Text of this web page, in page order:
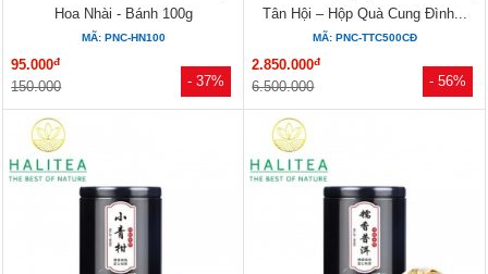
- 37%
Hoa Nhài - Bánh 100g
MÃ: PNC-HN100
95.000đ
150.000 - 56%
Tân Hội – Hộp Quà Cung Đình...
MÃ: PNC-TTC500CĐ
2.850.000đ
6.500.000